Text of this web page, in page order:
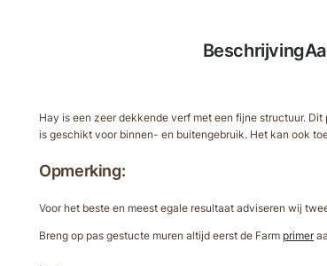
Beschrijving
Hay is een zeer dekkende verf met een fijne structuur.
is geschikt voor binnen- en buitengebruik. Het kan ook
Opmerking:
Voor het beste en meest egale resultaat adviseren wij
Breng op pas gestucte muren altijd eerst de Farm primer